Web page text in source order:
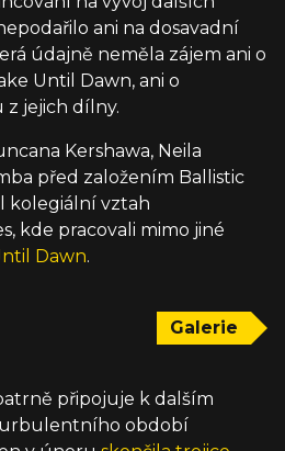
ani na dosavadní
údajně neměla zájem ani o
Until Dawn, ani o
jejich dílny.
Kershawa, Neila
před založením Ballistic
kolegiální vztah
kde pracovali mimo jiné
Dawn.
Galerie
připojuje k dalším
období